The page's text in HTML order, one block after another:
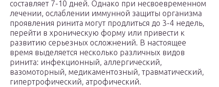
составляет 7-10 дней. Однако при несвоевременном
лечении, ослаблении иммунной защиты организма
проявления ринита могут продлиться до 3-4 недель,
перейти в хроническую форму или привести к
развитию серьезных осложнений. В настоящее
время выделяется несколько различных видов
ринита: инфекционный, аллергический,
вазомоторный, медикаментозный, травматический,
гипертрофический, атрофический.